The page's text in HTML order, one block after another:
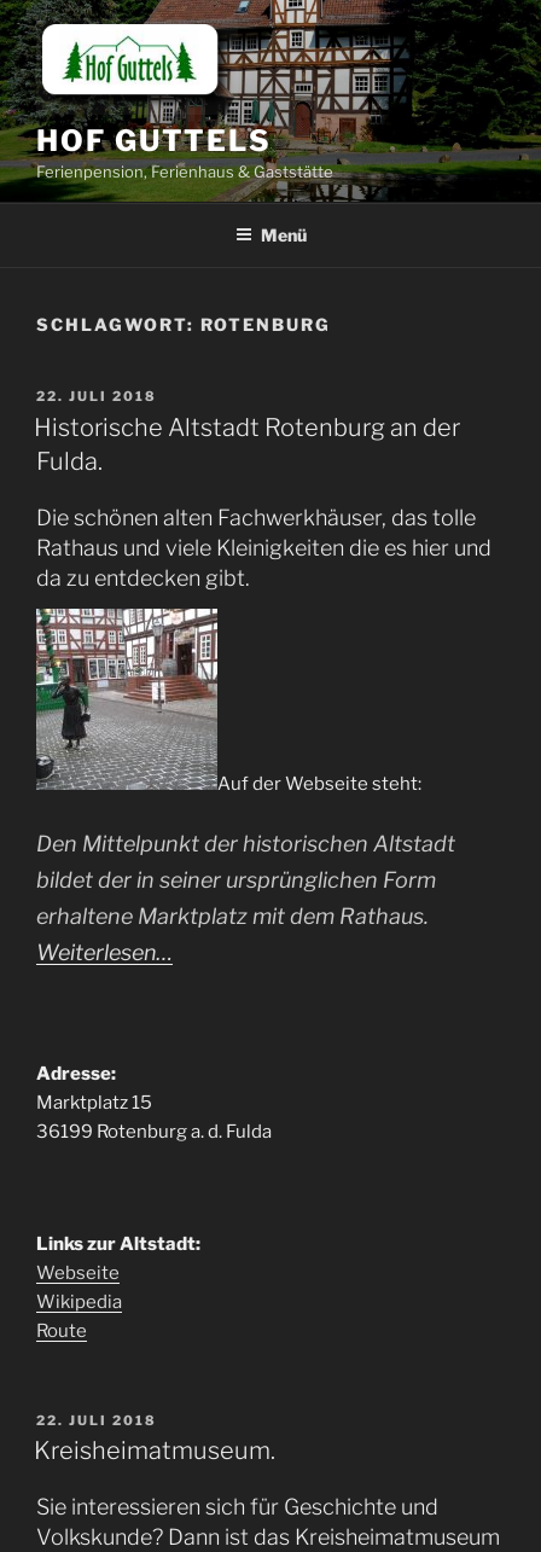
Zum
Inhalt
springen
HOF GUTTELS
Ferienpension, Ferienhaus & Gaststätte
Menü
SCHLAGWORT: ROTENBURG
VERÖFFENTLICHT
AM
22. JULI 2018
Historische Altstadt Rotenburg an der
Fulda.
Die schönen alten Fachwerkhäuser, das tolle
Rathaus und viele Kleinigkeiten die es hier und
da zu entdecken gibt.
Auf der Webseite steht:
Den Mittelpunkt der historischen Altstadt
bildet der in seiner ursprünglichen Form
erhaltene Marktplatz mit dem Rathaus.
Weiterlesen…
Adresse:
Marktplatz 15
36199 Rotenburg a. d. Fulda
Links zur Altstadt:
Webseite
Wikipedia
Route
VERÖFFENTLICHT
AM
22. JULI 2018
Kreisheimatmuseum.
Sie interessieren sich für Geschichte und
Volkskunde? Dann ist das Kreisheimatmuseum